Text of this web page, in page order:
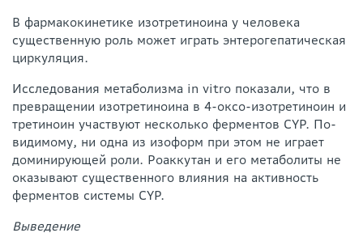
В фармакокинетике изотретиноина у человека
существенную роль может играть энтерогепатическая
циркуляция.
Исследования метаболизма in vitro показали, что в
превращении изотретиноина в 4-оксо-изотретиноин и
третиноин участвуют несколько ферментов CYP. По-
видимому, ни одна из изоформ при этом не играет
доминирующей роли. Роаккутан и его метаболиты не
оказывают существенного влияния на активность
ферментов системы CYP.
Выведение